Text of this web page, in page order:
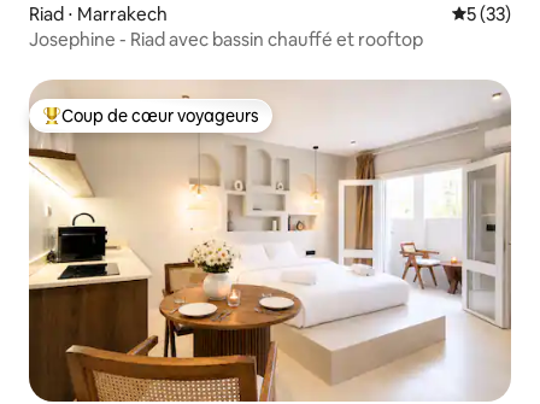
Riad ⋅ Marrakech
5 (33)
Josephine - Riad avec bassin chauffé et rooftop
Coups de cœur voyageurs les plus appréciés
Coup de cœur voyageurs